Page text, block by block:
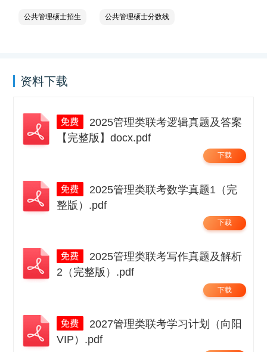
公共管理硕士招生 公共管理硕士分数线
资料下载
【完整版】docx.pdf
下载
整版）.pdf
下载
2（完整版）.pdf
下载
VIP）.pdf